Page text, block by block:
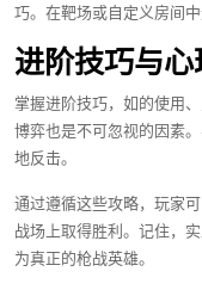
巧。在靶场或自定义房间
进阶技巧与心
掌握进阶技巧，如的使用
博弈也是不可忽视的因素
地反击。
通过遵循这些攻略，玩家
战场上取得胜利。记住，
为真正的枪战英雄。